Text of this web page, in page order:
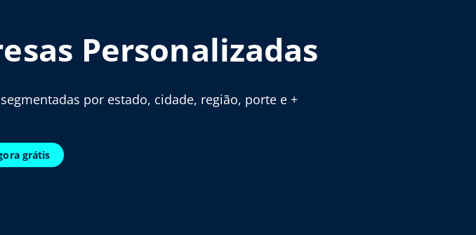
Personalizadas
por estado, cidade, região, porte e +
grátis